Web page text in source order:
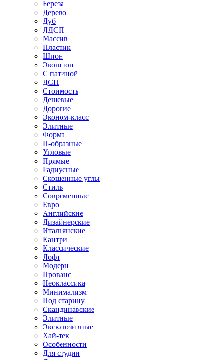
Береза
Дерево
Дуб
ЛДСП
Массив
Пластик
Шпон
Экошпон
С патиной
ДСП
Стоимость
Дешевые
Дорогие
Эконом-класс
Элитные
Форма
П-образные
Угловые
Прямые
Радиусные
Скошенные углы
Стиль
Современные
Евро
Английские
Дизайнерские
Итальянские
Кантри
Классические
Лофт
Модерн
Прованс
Неоклассика
Минимализм
Под старину
Скандинавские
Элитные
Эксклюзивные
Хай-тек
Особенности
Для студии